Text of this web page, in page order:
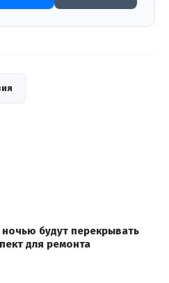
будут перекрывать
для ремонта